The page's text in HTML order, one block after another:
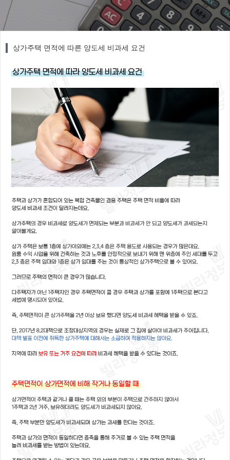
상가주택 면적에 따른 양도세 비과세 요건